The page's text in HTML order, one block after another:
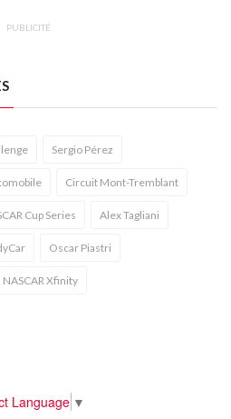
PUBLICITÉ
Sergio Pérez
Circuit Mont-Tremblant
Cup Series Alex Tagliani
Oscar Piastri
NASCAR Xfinity
Language ▼